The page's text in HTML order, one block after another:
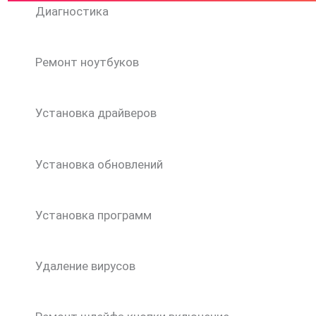
Диагностика
Ремонт ноутбуков
Установка драйверов
Установка обновлений
Установка программ
Удаление вирусов